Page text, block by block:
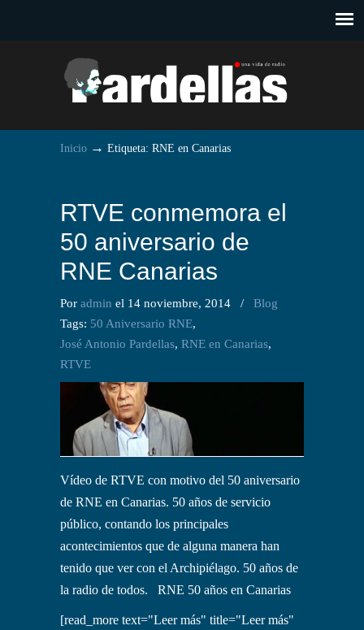
Inicio → Etiqueta: RNE en Canarias
RTVE conmemora el
50 aniversario de
RNE Canarias
Por admin el 14 noviembre, 2014 /
Blog
Tags: 50 Aniversario RNE,
José Antonio Pardellas, RNE en Canarias,
RTVE
Vídeo de RTVE con motivo del 50 aniversario
de RNE en Canarias. 50 años de servicio
público, contando los principales
acontecimientos que de alguna manera han
tenido que ver con el Archipiélago. 50 años de
la radio de todos. RNE 50 años en Canarias
[read_more text="Leer más" title="Leer más"